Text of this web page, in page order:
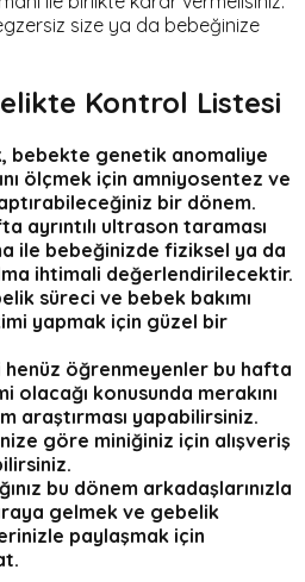
size ya da bebeğinize
Kontrol Listesi
bebekte genetik anomaliye
ölçmek için amniyosentez ve
bir dönem.
ayrıntılı ultrason taraması
ile bebeğinizde fiziksel ya da
ihtimali değerlendirilecektir.
süreci ve bebek bakımı
yapmak için güzel bir
öğrenmeyenler bu hafta
olacağı konusunda merakını
araştırması yapabilirsiniz.
göre miniğiniz için alışveriş
bu dönem arkadaşlarınızla
gelmek ve gebelik
paylaşmak için